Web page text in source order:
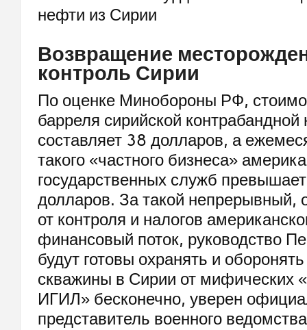
Возвращение
контроль Сирии
По оценке Минобороны РФ,
барреля сирийской контрабандной
составляет 38 долларов, а
такого «частного бизнеса»
государственных служб
долларов. За такой непрерывный,
от контроля и налогов
финансовый поток, руководство
будут готовы охранять и
скважины в Сирии от мифических
ИГИЛ» бесконечно, уверен
представитель военного